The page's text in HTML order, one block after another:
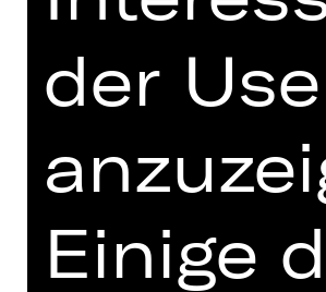
Champagner regiert und
nicht nur ihr Gegenüber,
auch sich selbst betrügen.
Johann Strauß entlarvt
Wünsche und Träume des
humorvoll vorgeht und
musikalischen Hit an den
der
Einige